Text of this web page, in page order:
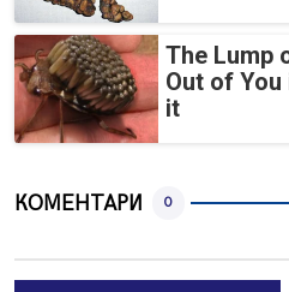
The Lump
Out of
it
КОМЕНТАРИ 0